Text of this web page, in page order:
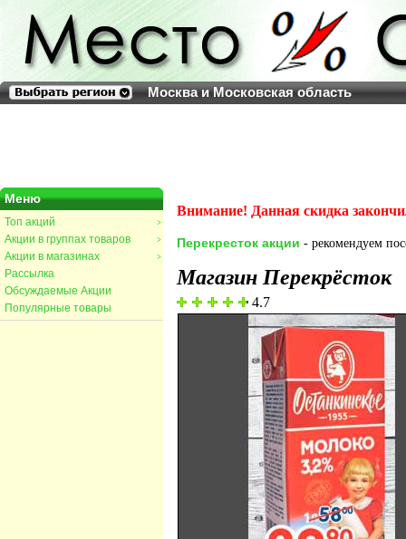
Москва и Московская область
Меню
>
Топ акций
>
Акции в группах товаров
>
Акции в магазинах
Рассылка
Обсуждаемые Акции
Популярные товары
Внимание! Данная скидка
Перекресток акции - рекомендуем
Магазин Перекрёсток
4.7